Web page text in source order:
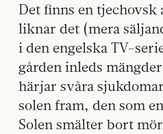
Det finns en
liknar det (mera
i den engelska TV-
gården inleds
härjar svåra
solen fram, den som
Solen smälter bort